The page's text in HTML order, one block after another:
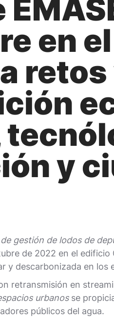
en el
y
gestión de lodos de
de 2022 en el
y descarbonizada en los
retransmisión en
urbanosse
públicos del agua.